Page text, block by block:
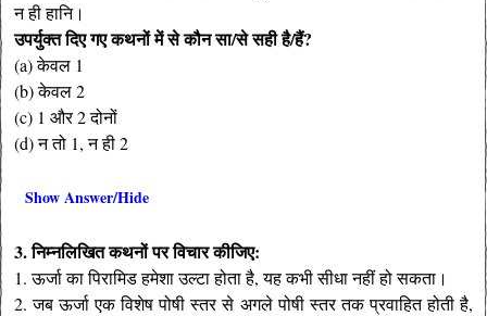
न ही हानि।
उपर्युक्त दिए गए कथनों में से कौन सा/से सही है/हैं?
(a) केवल 1
(b) केवल 2
(c) 1 और 2 दोनों
(d) न तो 1, न ही 2
Show Answer/Hide
3. निम्नलिखित कथनों पर विचार कीजिए:
1. ऊर्जा का पिरामिड हमेशा उल्टा होता है, यह कभी सीधा नहीं हो सकता।
2. जब ऊर्जा एक विशेष पोषी स्तर से अगले पोषी स्तर तक प्रवाहित होती है,